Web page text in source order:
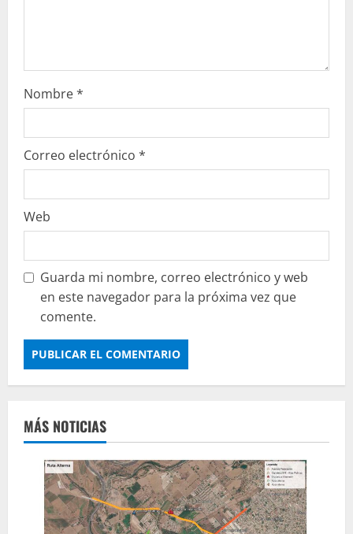
Nombre*
Correo electrónico *
Web
Guarda mi nombre, correo electrónico y web
en este navegador para la próxima vez que
comente.
MÁS NOTICIAS